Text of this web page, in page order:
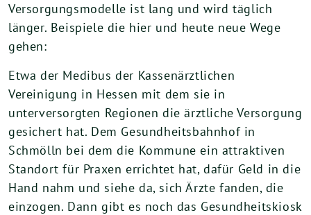
Versorgungsmodelle ist lang und wird täglich
länger. Beispiele die hier und heute neue Wege
gehen:
Etwa der Medibus der Kassenärztlichen
Vereinigung in Hessen mit dem sie in
unterversorgten Regionen die ärztliche Versorgung
gesichert hat. Dem Gesundheitsbahnhof in
Schmölln bei dem die Kommune ein attraktiven
Standort für Praxen errichtet hat, dafür Geld in die
Hand nahm und siehe da, sich Ärzte fanden, die
einzogen. Dann gibt es noch das Gesundheitskiosk